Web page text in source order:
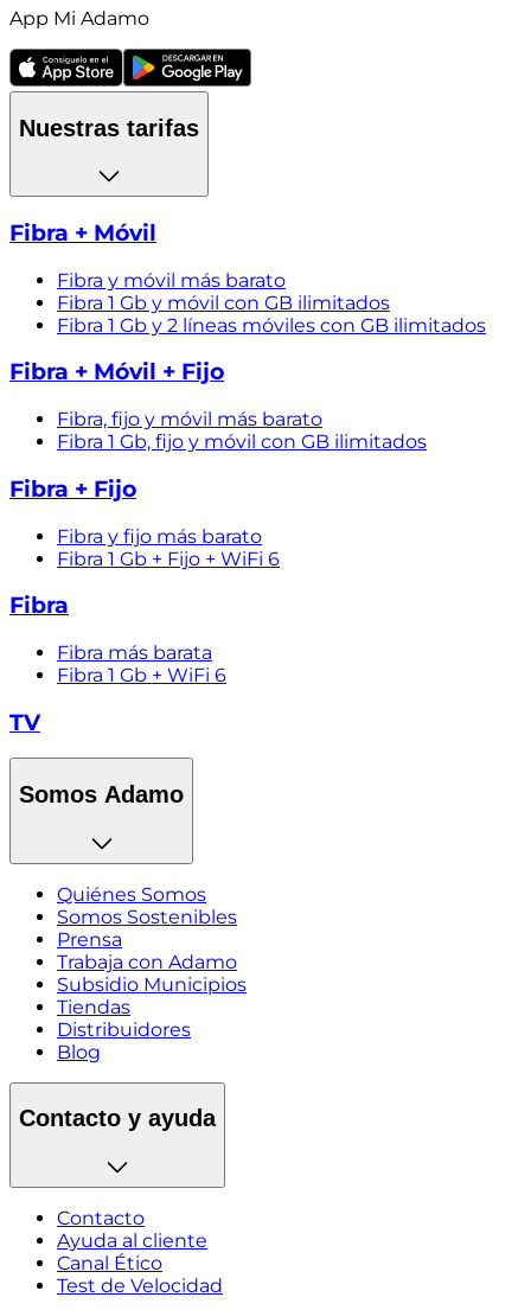
App Mi Adamo
Nuestras tarifas
Fibra + Móvil
Fibra y móvil más barato
Fibra 1 Gb y móvil con GB ilimitados
Fibra 1 Gb y 2 líneas móviles con GB ilimitados
Fibra + Móvil + Fijo
Fibra, fijo y móvil más barato
Fibra 1 Gb, fijo y móvil con GB ilimitados
Fibra + Fijo
Fibra y fijo más barato
Fibra 1 Gb + Fijo + WiFi 6
Fibra
Fibra más barata
Fibra 1 Gb + WiFi 6
TV
Somos Adamo
Quiénes Somos
Somos Sostenibles
Prensa
Trabaja con Adamo
Subsidio Municipios
Tiendas
Distribuidores
Blog
Contacto y ayuda
Contacto
Ayuda al cliente
Canal Ético
Test de Velocidad